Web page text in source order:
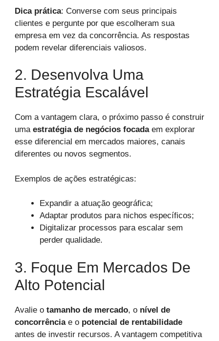
Dica prática: Converse com seus principais
clientes e pergunte por que escolheram sua
empresa em vez da concorrência. As respostas
podem revelar diferenciais valiosos.
2. Desenvolva Uma
Estratégia Escalável
Com a vantagem clara, o próximo passo é construir
uma estratégia de negócios focadaem explorar
esse diferencial em mercados maiores, canais
diferentes ou novos segmentos.
Exemplos de ações estratégicas:
Expandir a atuação geográfica;
Adaptar produtos para nichos específicos;
Digitalizar processos para escalar sem
perder qualidade.
3. Foque Em Mercados De
Alto Potencial
Avalie o tamanho de mercado, o nível de
concorrênciae o potencial de rentabilidade
antes de investir recursos. A vantagem competitiva